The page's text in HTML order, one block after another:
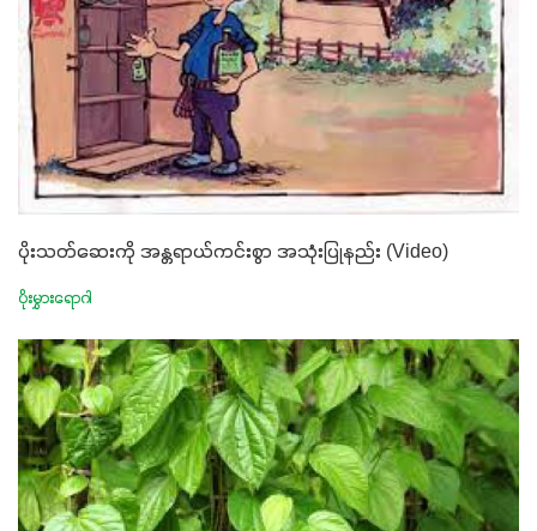
ပိုးသတ်ဆေးကို အန္တရာယ်ကင်းစွာ အသုံးပြုနည်း (Video)
ပိုးမွှားရောဂါ